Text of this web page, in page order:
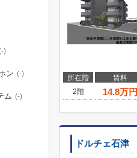
所在階 賃料
2階
14.8万円
ドルチェ石津
)
ン (-)
ム (-)